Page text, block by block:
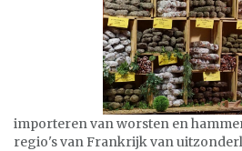
importeren van worsten en
regio's van Frankrijk van